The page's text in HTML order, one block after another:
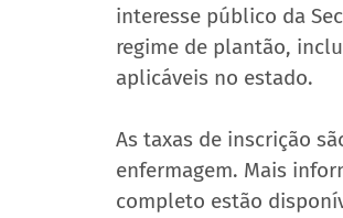
interesse público da
regime de plantão,
aplicáveis no estado.
As taxas de inscrição
enfermagem. Mais
completo estão